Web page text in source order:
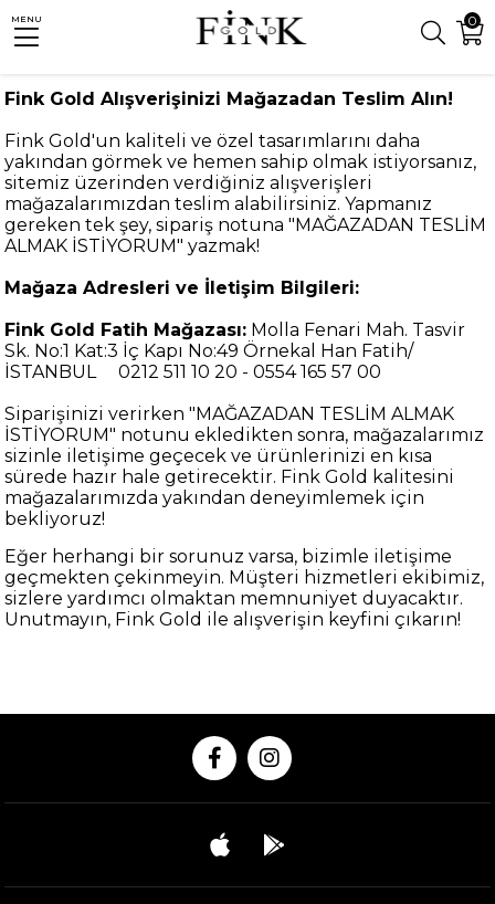
0
MENU
Fink Gold Alışverişinizi Mağazadan Teslim Alın!
Fink Gold'un kaliteli ve özel tasarımlarını daha
yakından görmek ve hemen sahip olmak istiyorsanız,
sitemiz üzerinden verdiğiniz alışverişleri
mağazalarımızdan teslim alabilirsiniz. Yapmanız
gereken tek şey, sipariş notuna "MAĞAZADAN TESLİM
ALMAK İSTİYORUM" yazmak!
Mağaza Adresleri ve İletişim Bilgileri:
Fink Gold Fatih Mağazası: Molla Fenari Mah. Tasvir
Sk. No:1 Kat:3 İç Kapı No:49 Örnekal Han Fatih/
İSTANBUL 0212 511 10 20 - 0554 165 57 00
Siparişinizi verirken "MAĞAZADAN TESLİM ALMAK
İSTİYORUM" notunu ekledikten sonra, mağazalarımız
sizinle iletişime geçecek ve ürünlerinizi en kısa
sürede hazır hale getirecektir. Fink Gold kalitesini
mağazalarımızda yakından deneyimlemek için
bekliyoruz!
Eğer herhangi bir sorunuz varsa, bizimle iletişime
geçmekten çekinmeyin. Müşteri hizmetleri ekibimiz,
sizlere yardımcı olmaktan memnuniyet duyacaktır.
Unutmayın, Fink Gold ile alışverişin keyfini çıkarın!